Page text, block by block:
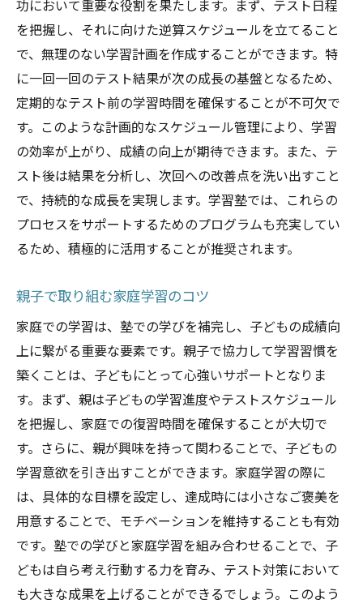
学習意欲を高めるためのモチベーション施
策
多様な学習プログラムの提供
成功体験を積むための褒賞システム
功において重要な役割を果たします。まず、テスト日程
を把握し、それに向けた逆算スケジュールを立てること
で、無理のない学習計画を作成することができます。特
に一回一回のテスト結果が次の成長の基盤となるため、
定期的なテスト前の学習時間を確保することが不可欠で
す。このような計画的なスケジュール管理により、学習
の効率が上がり、成績の向上が期待できます。また、テ
スト後は結果を分析し、次回への改善点を洗い出すこと
で、持続的な成長を実現します。学習塾では、これらの
プロセスをサポートするためのプログラムも充実してい
るため、積極的に活用することが推奨されます。
親子で取り組む家庭学習のコツ
家庭での学習は、塾での学びを補完し、子どもの成績向
上に繋がる重要な要素です。親子で協力して学習習慣を
築くことは、子どもにとって心強いサポートとなりま
す。まず、親は子どもの学習進度やテストスケジュール
を把握し、家庭での復習時間を確保することが大切で
す。さらに、親が興味を持って関わることで、子どもの
学習意欲を引き出すことができます。家庭学習の際に
は、具体的な目標を設定し、達成時には小さなご褒美を
用意することで、モチベーションを維持することも有効
です。塾での学びと家庭学習を組み合わせることで、子
どもは自ら考え行動する力を育み、テスト対策において
も大きな成果を上げることができるでしょう。このよう